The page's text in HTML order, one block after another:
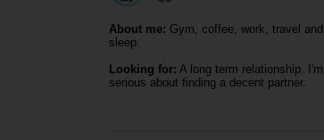
About me: Gym, coffee, work, travel and
sleep.
Looking for: A long term relationship. I'm
serious about finding a decent partner.